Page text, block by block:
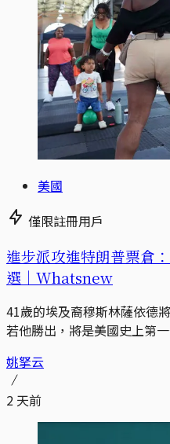
美國
僅限註冊用戶
進步派攻進特朗普票倉
選｜Whatsnew
41歲的埃及裔穆斯林薩依德
若他勝出，將是美國史上第
姚拏云
2 天前